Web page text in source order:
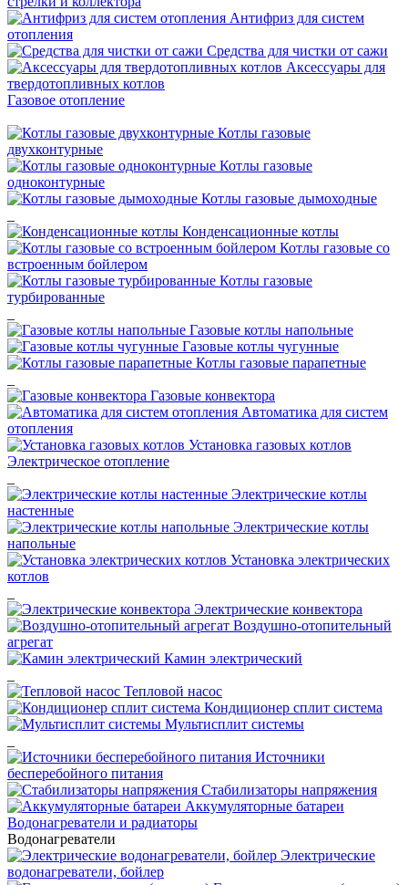
Антифриз для систем
отопления
Средства для чистки от сажи
Аксессуары для
твердотопливных котлов
Газовое отопление
Котлы газовые
двухконтурные
Котлы газовые
одноконтурные
Котлы газовые дымоходные
Конденсационные котлы
Котлы газовые со
встроенным бойлером
Котлы газовые
турбированные
Газовые котлы напольные
Газовые котлы чугунные
Котлы газовые парапетные
Газовые конвектора
Автоматика для систем
отопления
Установка газовых котлов
Электрическое отопление
Электрические котлы
настенные
Электрические котлы
напольные
Установка электрических
котлов
Электрические конвектора
Воздушно-отопительный
агрегат
Камин электрический
Тепловой насос
Кондиционер сплит система
Мультисплит системы
Источники
бесперебойного питания
Стабилизаторы напряжения
Аккумуляторные батареи
Водонагреватели и радиаторы
Водонагреватели
Электрические
водонагреватели, бойлер